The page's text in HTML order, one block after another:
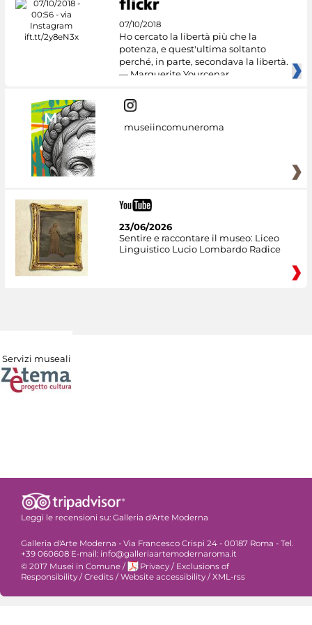
07/10/2018
Ho cercato la libertà più che la
potenza, e quest'ultima soltanto
perché, in parte, secondava la libertà.
— Marguerite Yourcenar
museiincomuneroma
23/06/2026
Sentire e raccontare il museo: Liceo
Linguistico Lucio Lombardo Radice
Servizi museali
Leggi le recensioni su: Galleria d'Arte Moderna
Galleria d'Arte Moderna - Via Francesco Crispi 24 - 00187 Roma - Tel.
+39 060608 E-mail: info@galleriaartemodernaroma.it
© 2017 Musei in Comune / Privacy / Exclusions of
Responsibility / Credits / Website accessibility / XML-rss